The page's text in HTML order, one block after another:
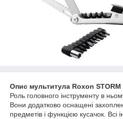
Опис мультитула Roxon STORM
Роль головного інструменту в
Вони додатково оснащені
предметів і функцією кусачок. Всі